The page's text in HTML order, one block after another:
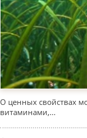
О ценных свойствах
витаминами,...